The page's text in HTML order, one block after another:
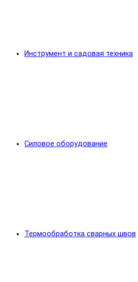
Инструмент и садовая техника
Силовое оборудование
Термообработка сварных швов